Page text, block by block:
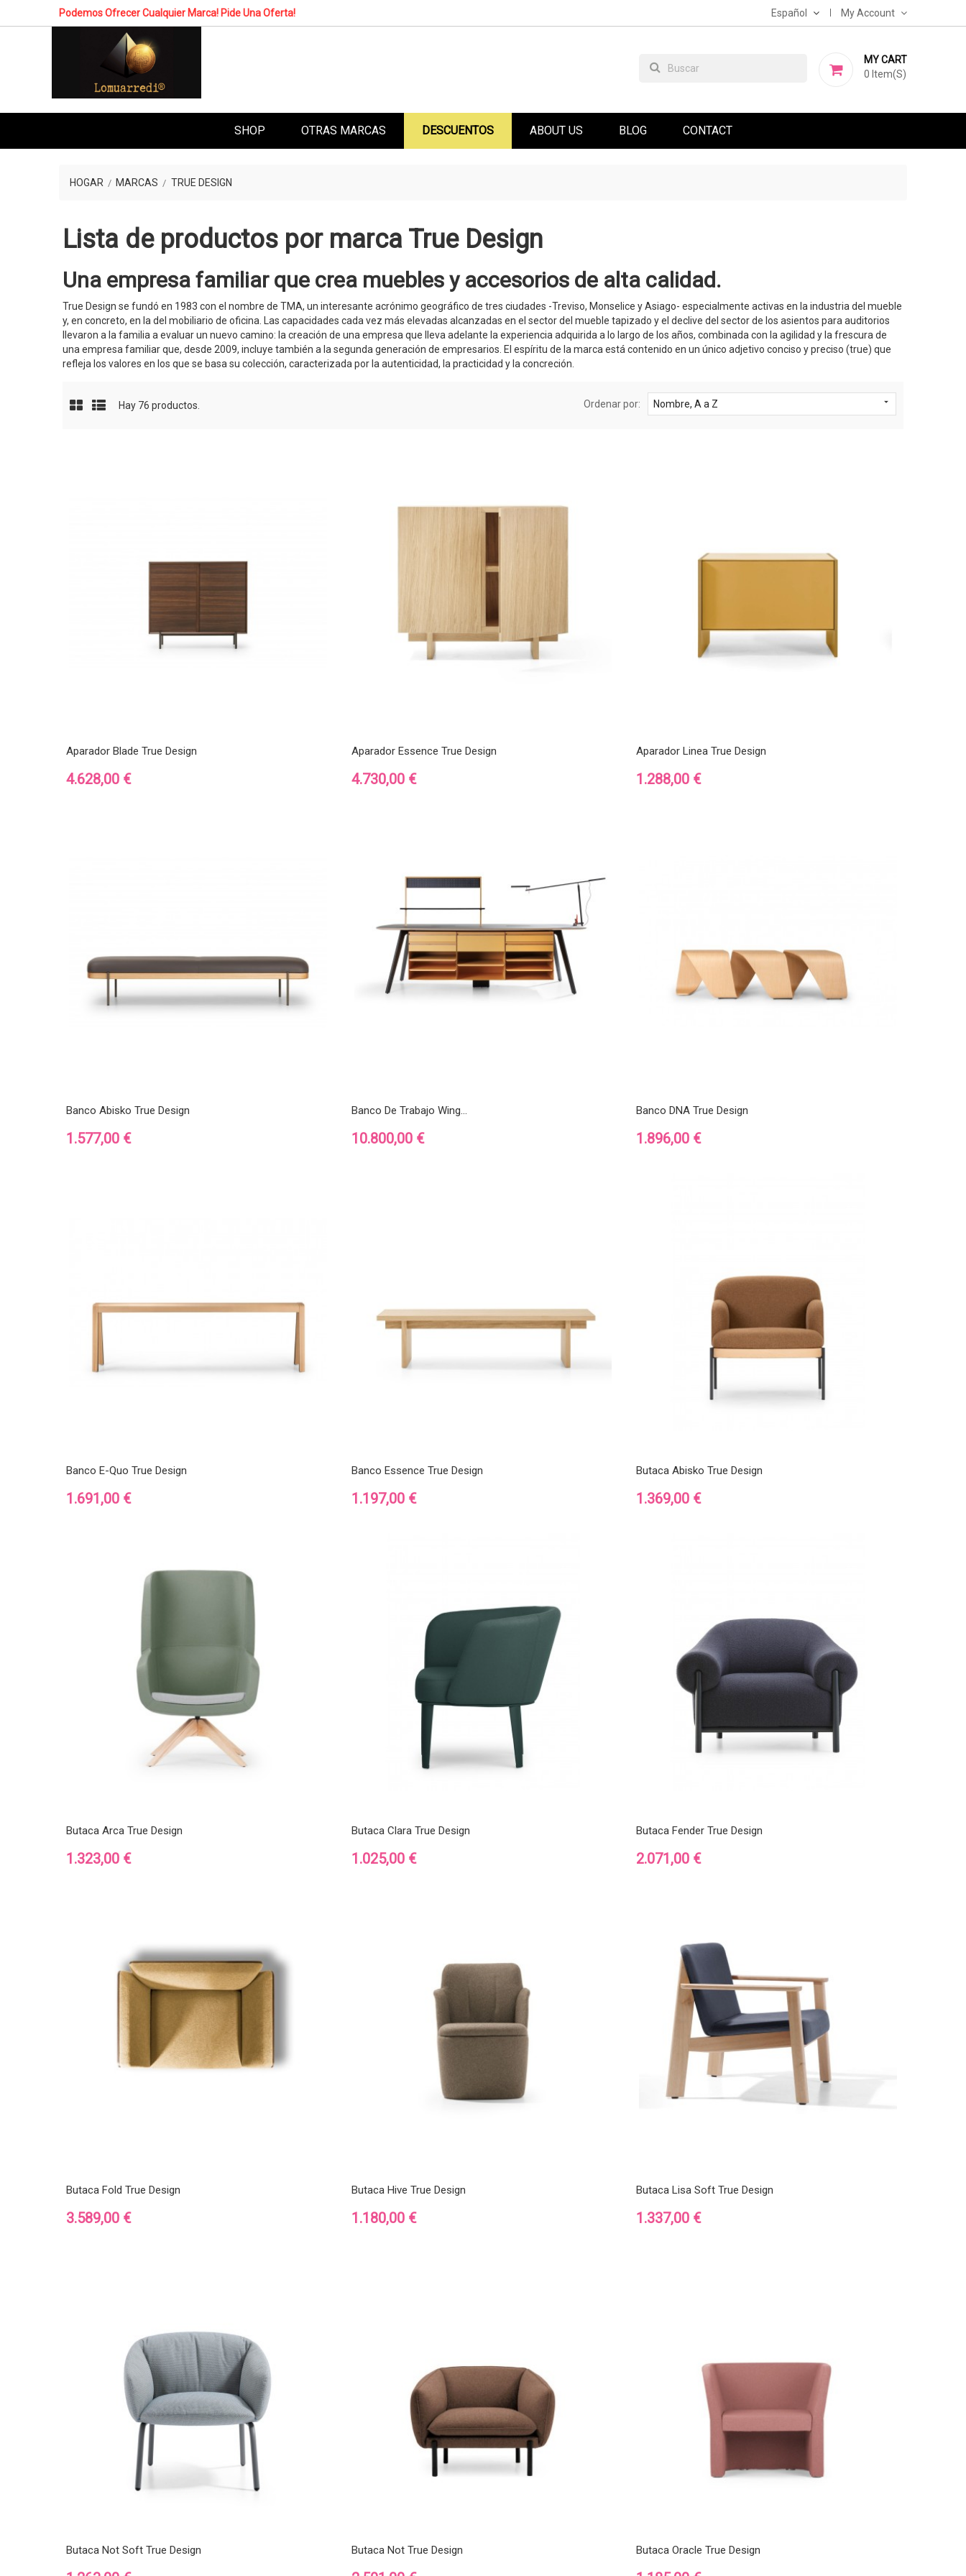
Podemos Ofrecer Cualquier Marca! Pide Una Oferta! Español My Account
MY CART
0 Item(s)
SHOP OTRAS MARCAS DESCUENTOS ABOUT US BLOG CONTACT
HOGAR MARCAS TRUE DESIGN
Lista de productos por marca True Design
Una empresa familiar que crea muebles y accesorios de alta calidad.
True Design se fundó en 1983 con el nombre de TMA, un interesante acrónimo geográfico de tres ciudades -Treviso, Monselice y Asiago- especialmente activas en la industria del mueble
y, en concreto, en la del mobiliario de oficina. Las capacidades cada vez más elevadas alcanzadas en el sector del mueble tapizado y el declive del sector de los asientos para auditorios
llevaron a la familia a evaluar un nuevo camino: la creación de una empresa que lleva adelante la experiencia adquirida a lo largo de los años, combinada con la agilidad y la frescura de
una empresa familiar que, desde 2009, incluye también a la segunda generación de empresarios. El espíritu de la marca está contenido en un único adjetivo conciso y preciso (true) que
refleja los valores en los que se basa su colección, caracterizada por la autenticidad, la practicidad y la concreción.
Hay 76 productos. Ordenar por: Nombre, A a Z 
Aparador Blade True Design
Precio
4.628,00 €
Aparador Essence True Design
Precio
4.730,00 €
Aparador Linea True Design
Precio
1.288,00 €
Banco Abisko True Design
Precio
1.577,00 €
Banco De Trabajo Wing...
Precio
10.800,00 €
Banco DNA True Design
Precio
1.896,00 €
Banco E-Quo True Design
Precio
1.691,00 €
Banco Essence True Design
Precio
1.197,00 €
Butaca Abisko True Design
Precio
1.369,00 €
Butaca Arca True Design
Precio
1.323,00 €
Butaca Clara True Design
Precio
1.025,00 €
Butaca Fender True Design
Precio
2.071,00 €
Butaca Fold True Design
Precio
3.589,00 €
Butaca Hive True Design
Precio
1.180,00 €
Butaca Lisa Soft True Design
Precio
1.337,00 €
Butaca Not Soft True Design Butaca Not True Design Butaca Oracle True Design